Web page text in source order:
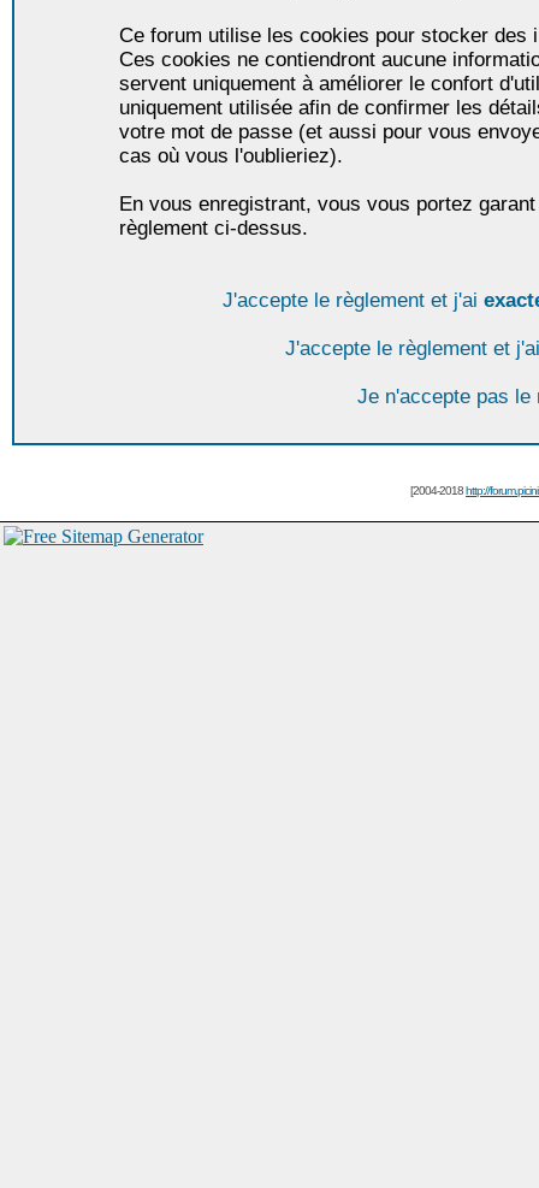
Ce forum utilise les cookies pour stocker des
Ces cookies ne contiendront aucune
servent uniquement à améliorer le confort
uniquement utilisée afin de confirmer les
votre mot de passe (et aussi pour vous
cas où vous l'oublieriez).
En vous enregistrant, vous vous portez
règlement ci-dessus.
J'accepte le règlement et j'ai
J'accepte le règlement et
Je n'accepte pas le
[2004-2018http://